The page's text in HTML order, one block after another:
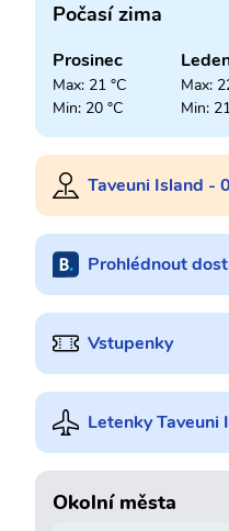
Počasí zima
Prosinec
Max: 21 °C
Min: 20 °C
Max:
Min:
Taveuni Island -
Prohlédnout
Vstupenky
Letenky Taveuni
Okolní města